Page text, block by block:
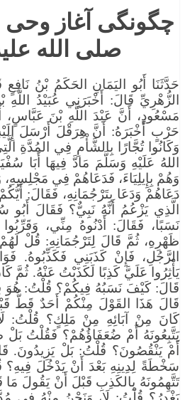
چگونگی آغاز وحی
صلی الله
حَدَّثَنَا أَبُو اليَمَانِ الحَكَمُ بْنُ
الزُّهْرِيِّ قَالَ: أَخْبَرَنِي عُبَيْدُ اللَّهِ
مَسْعُودٍ، أَنَّ عَبْدَ اللَّهِ بْنَ عَبَّاسٍ،
حَرْبٍ أَخْبَرَهُ: أَنَّ هِرَقْلَ أَرْسَلَ
وَكَانُوا تُجَّارًا بِالشَّأْمِ فِي المُدَّةِ
اللهُ عَلَيْهِ وَسَلَّمَ مَادَّ فِيهَا أَبَا
وَهُمْ بِإِيلِيَاءَ، فَدَعَاهُمْ فِي
دَعَاهُمْ وَدَعَا بِتَرْجُمَانِهِ، فَقَالَ:
الَّذِي يَزْعُمُ أَنَّهُ نَبِيٌّ؟ فَقَالَ أَبُو
نَسَبًا، فَقَالَ: أَدْنُوهُ مِنِّي،
ظَهْرِهِ، ثُمَّ قَالَ لِتَرْجُمَانِهِ: قُلْ
الرَّجُلِ، فَإِنْ كَذَبَنِي فَكَذِّبُوهُ.
يَأْثِرُوا عَلَيَّ كَذِبًا لَكَذَبْتُ عَنْهُ. ثُمَّ
قَالَ: كَيْفَ نَسَبُهُ فِيكُمْ؟ قُلْتُ: هُوَ
قَالَ هَذَا القَوْلَ مِنْكُمْ أَحَدٌ قَطُّ
كَانَ مِنْ آبَائِهِ مِنْ مَلِكٍ؟ قُلْتُ:
يَتَّبِعُونَهُ أَمْ ضُعَفَاؤُهُمْ؟ فَقُلْتُ بَلْ
أَمْ يَنْقُصُونَ؟ قُلْتُ: بَلْ يَزِيدُونَ.
سَخْطَةً لِدِينِهِ بَعْدَ أَنْ يَدْخُلَ فِيهِ؟
تَتَّهِمُونَهُ بِالكَذِبِ قَبْلَ أَنْ يَقُولَ